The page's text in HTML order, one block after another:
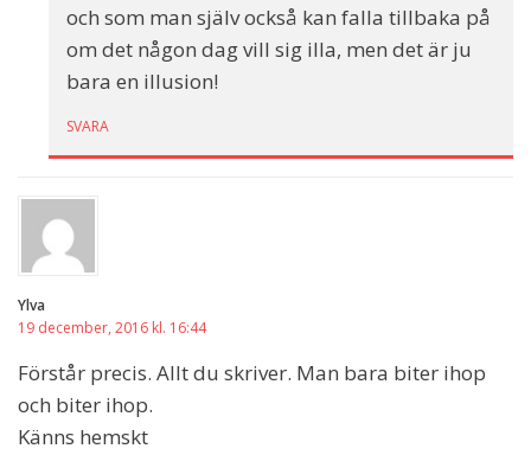
och som man själv också kan falla tillbaka på
om det någon dag vill sig illa, men det är ju
bara en illusion!
SVARA
Ylva
19 december, 2016 kl. 16:44
Förstår precis. Allt du skriver. Man bara biter ihop
och biter ihop.
Känns hemskt